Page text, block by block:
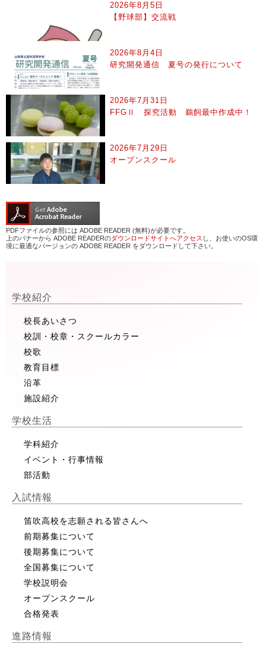
2026年8月5日
【野球部】交流戦
2026年8月4日
研究開発通信 夏号の発行について
2026年7月31日
FFGⅡ 探究活動 鵜飼最中作成中！
2026年7月29日
オープンスクール
PDFファイルの参照には ADOBE READER (無料)が必要です。
上のバナーから ADOBE READERのダウンロードサイトへアクセス し、お使いのOS環
境に最適なバージョンの ADOBE READER をダウンロードして下さい。
学校紹介
校長あいさつ
校訓・校章・スクールカラー
校歌
教育目標
沿革
施設紹介
学校生活
学科紹介
イベント・行事情報
部活動
入試情報
笛吹高校を志願される皆さんへ
前期募集について
後期募集について
全国募集について
学校説明会
オープンスクール
合格発表
進路情報